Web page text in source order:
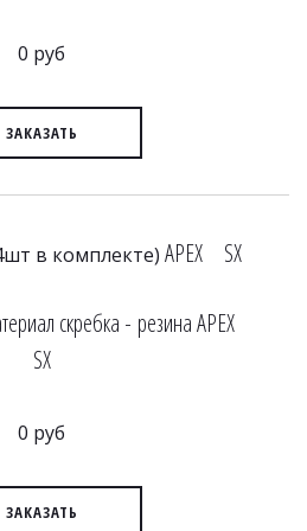
0 руб
ЗАКАЗАТЬ
в комплекте) APEX SX
скребка - резина APEX
SX
0 руб
ЗАКАЗАТЬ